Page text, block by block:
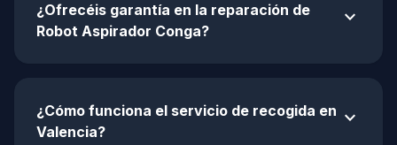
¿Ofrecéis garantía en la reparación de
Robot Aspirador Conga?
expand_more
¿Cómo funciona el servicio de recogida en
Valencia?
expand_more